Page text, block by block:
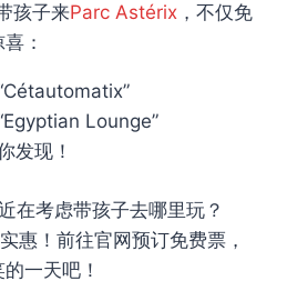
孩子来Parc Astérix ，不仅免
：
Lounge”
发现！
在考虑带孩子去哪里玩？
惠！前往官网预订免费票，
一天吧！